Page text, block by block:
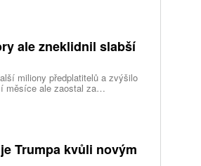
ale zneklidnil slabší
miliony předplatitelů a zvýšilo
měsíce ale zaostal za
vyžadovat vyšší výdaje na
Trumpa kvůli novým